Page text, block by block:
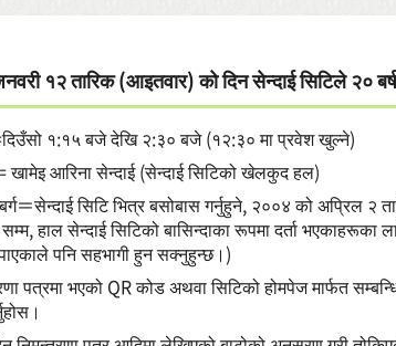
१२ तारिक (आइतवार) को दिन सेन्दाई सिटिले २०
१:१५ बजे देखि २:३० बजे (१२:३० मा प्रवेश खुल्ने)
खामेइ आरिना सेन्दाई (सेन्दाई सिटिको खेलकुद हल)
＝सेन्दाई सिटि भित्र बसोबास गर्नुहुने, २००४ को अप्रिल
हाल सेन्दाई सिटिको बासिन्दाका रूपमा दर्ता भएकाहरूका
पनि सहभागी हुन सक्नुहुन्छ।)
पत्रमा भएको QR कोड अथवा सिटिको होमपेज मार्फत